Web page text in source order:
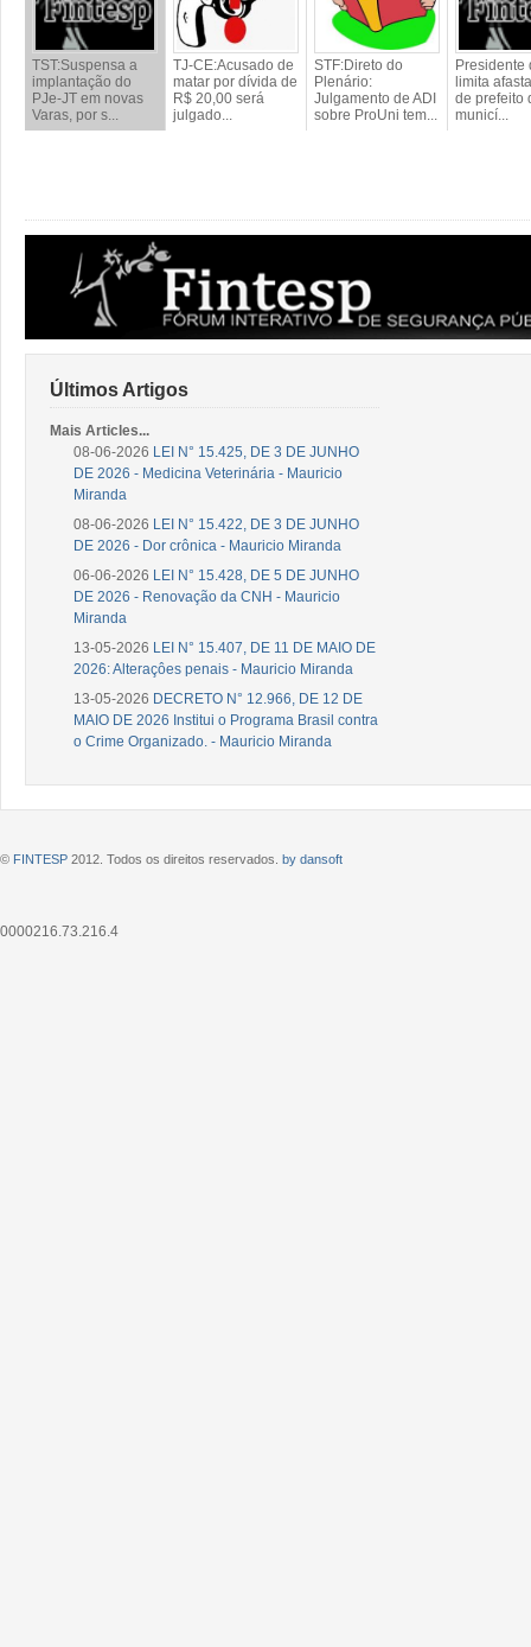
TST:Suspensa a
implantação do
PJe-JT em novas
Varas, por s...
TJ-CE:Acusado de
matar por dívida de
R$ 20,00 será
julgado...
STF:Direto do
Plenário:
Julgamento de ADI
sobre ProUni tem...
Presidente
limita
de prefeito
municí...
Últimos Artigos
Mais Articles...
08-06-2026 LEI N° 15.425, DE 3 DE JUNHO
DE 2026 - Medicina Veterinária - Mauricio
Miranda
08-06-2026 LEI N° 15.422, DE 3 DE JUNHO
DE 2026 - Dor crônica - Mauricio Miranda
06-06-2026 LEI N° 15.428, DE 5 DE JUNHO
DE 2026 - Renovação da CNH - Mauricio
Miranda
13-05-2026 LEI N° 15.407, DE 11 DE MAIO DE
2026: Alteraçôes penais - Mauricio Miranda
13-05-2026 DECRETO N° 12.966, DE 12 DE
MAIO DE 2026 Institui o Programa Brasil contra
o Crime Organizado. - Mauricio Miranda
© FINTESP 2012. Todos os direitos reservados. by dansoft
0000216.73.216.4